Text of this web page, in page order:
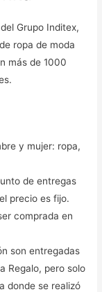
Grupo Inditex,
ropa de moda
más de 1000
y mujer: ropa,
de entregas
precio es fijo.
comprada en
son entregadas
Regalo, pero solo
donde se realizó